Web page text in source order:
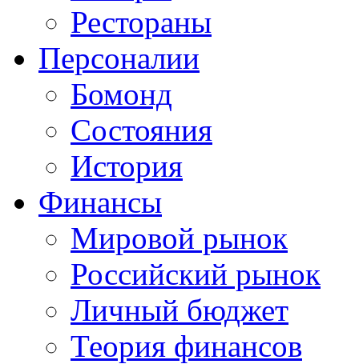
Рестораны
Персоналии
Бомонд
Состояния
История
Финансы
Мировой рынок
Российский рынок
Личный бюджет
Теория финансов